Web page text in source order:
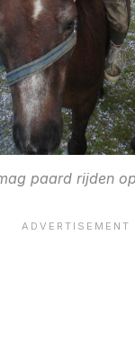
paard rijden